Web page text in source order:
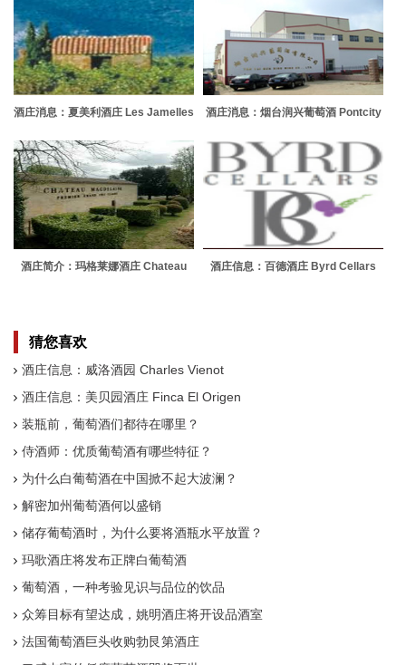
酒庄消息：夏美利酒庄 Les Jamelles
酒庄消息：烟台润兴葡萄酒 Pontcity
酒庄简介：玛格莱娜酒庄 Chateau
酒庄信息：百德酒庄 Byrd Cellars
猜您喜欢
酒庄信息：威洛酒园 Charles Vienot
酒庄信息：美贝园酒庄 Finca El Origen
装瓶前，葡萄酒们都待在哪里？
侍酒师：优质葡萄酒有哪些特征？
为什么白葡萄酒在中国掀不起大波澜？
解密加州葡萄酒何以盛销
储存葡萄酒时，为什么要将酒瓶水平放置？
玛歌酒庄将发布正牌白葡萄酒
葡萄酒，一种考验见识与品位的饮品
众筹目标有望达成，姚明酒庄将开设品酒室
法国葡萄酒巨头收购勃艮第酒庄